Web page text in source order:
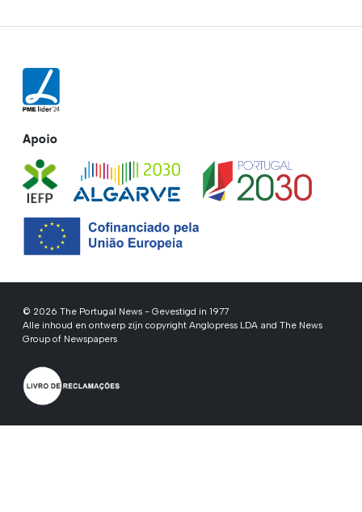
Apoio
© 2026 The Portugal News - Gevestigd in 1977
Alle inhoud en ontwerp zijn copyright Anglopress LDA and The News
Group of Newspapers